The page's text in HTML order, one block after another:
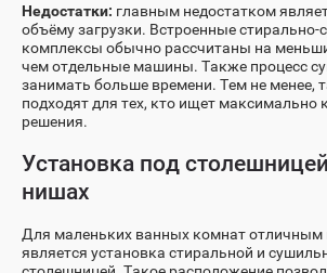
Недостатки: главным недостатком
объёму загрузки. Встроенные
комплексы обычно рассчитаны на
чем отдельные машины. Также процесс
занимать больше времени. Тем не менее,
подходят для тех, кто ищет максимально
решения.
Установка под
нишах
Для маленьких ванных комнат отличным
является установка стиральной и